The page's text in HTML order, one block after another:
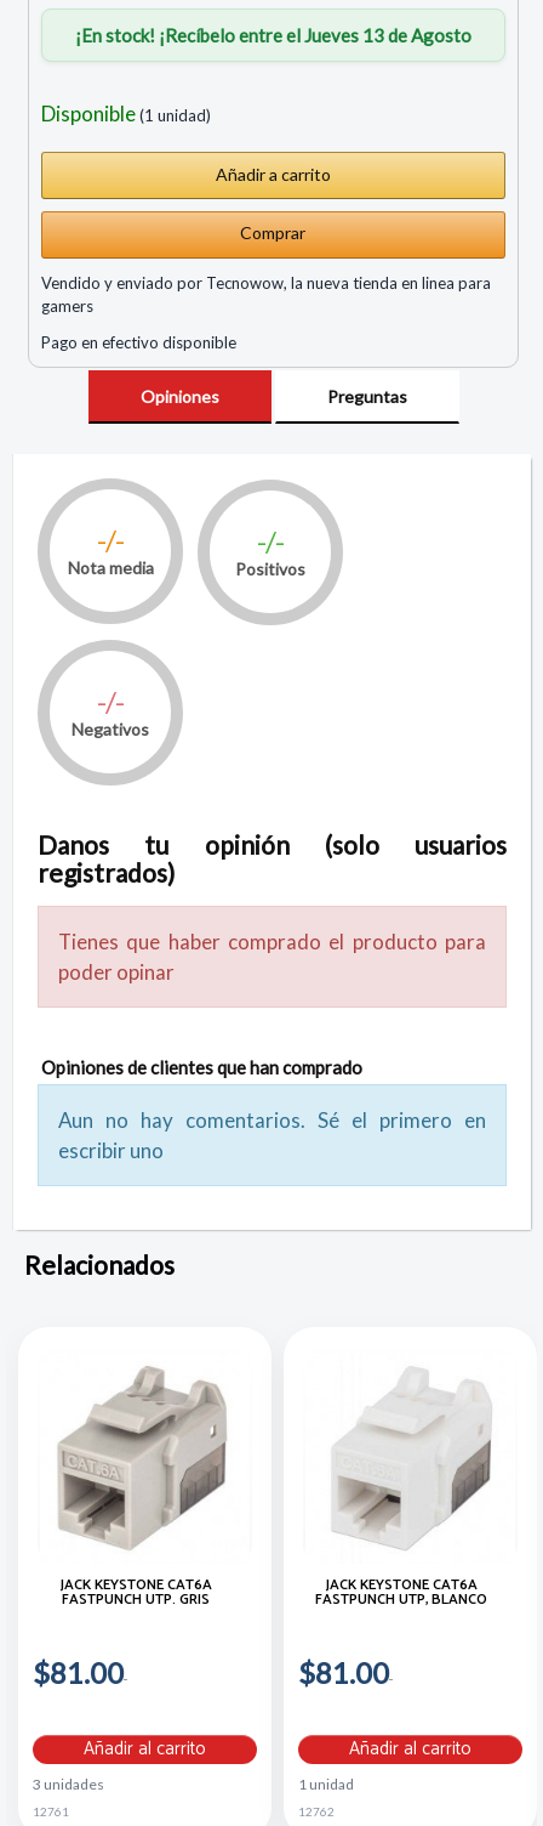
¡En stock! ¡Recíbelo entre el Jueves 13 de Agosto
Disponible(1 unidad)
Comprar
Vendido y enviado por Tecnowow, la nueva tienda en linea para
gamers
Pago en efectivo disponible
Opiniones Preguntas
-/-
Nota media
-/-
Positivos
-/-
Negativos
Danos tu opinión (solo usuarios
registrados)
Tienes que haber comprado el producto para
poder opinar
Opiniones de clientes que han comprado
Aun no hay comentarios. Sé el primero en
escribir uno
Relacionados
JACK KEYSTONE CAT6A
FASTPUNCH UTP. GRIS
$81.00
Añadir al carrito
3 unidades
12761
JACK KEYSTONE CAT6A
FASTPUNCH UTP, BLANCO
$81.00
Añadir al carrito
1 unidad
12762